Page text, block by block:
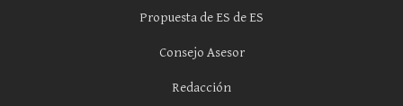
Propuesta de ES de ES
Consejo Asesor
Redacción